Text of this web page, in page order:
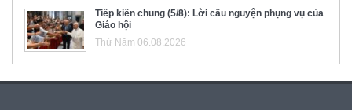
Tiếp kiến chung (5/8): Lời cầu nguyện phụng vụ của
Giáo hội
Thứ Năm 06.08.2026